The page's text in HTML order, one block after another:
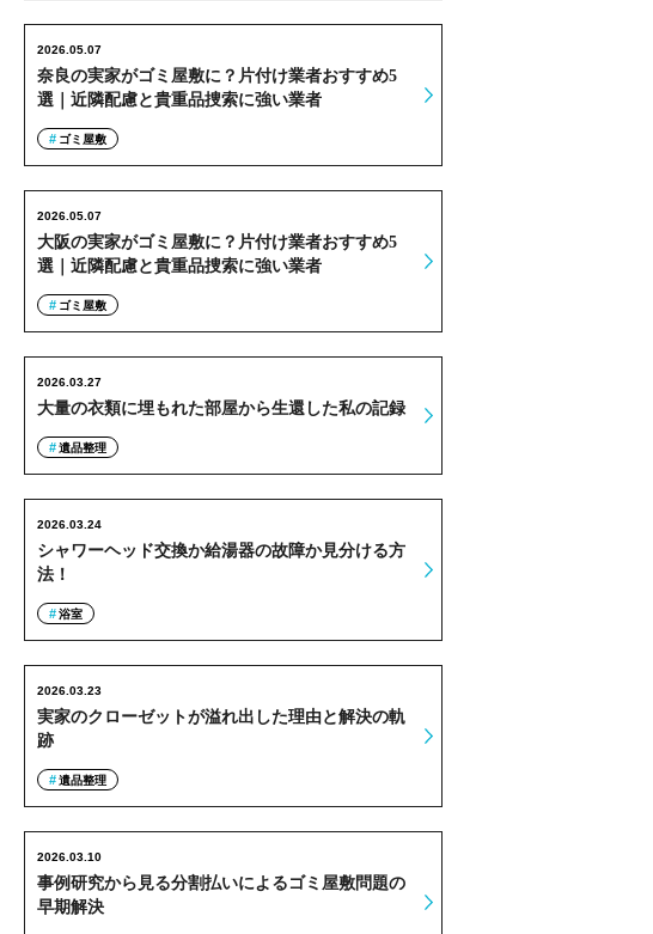
奈良の実家がゴミ屋敷に？片付け業者おすすめ5
選｜近隣配慮と貴重品捜索に強い業者
2026.05.07
ゴミ屋敷
大阪の実家がゴミ屋敷に？片付け業者おすすめ5
選｜近隣配慮と貴重品捜索に強い業者
2026.05.07
ゴミ屋敷
大量の衣類に埋もれた部屋から生還した私の記録
2026.03.27
遺品整理
シャワーヘッド交換か給湯器の故障か見分ける方
法！
2026.03.24
浴室
実家のクローゼットが溢れ出した理由と解決の軌
跡
2026.03.23
遺品整理
事例研究から見る分割払いによるゴミ屋敷問題の
早期解決
2026.03.10